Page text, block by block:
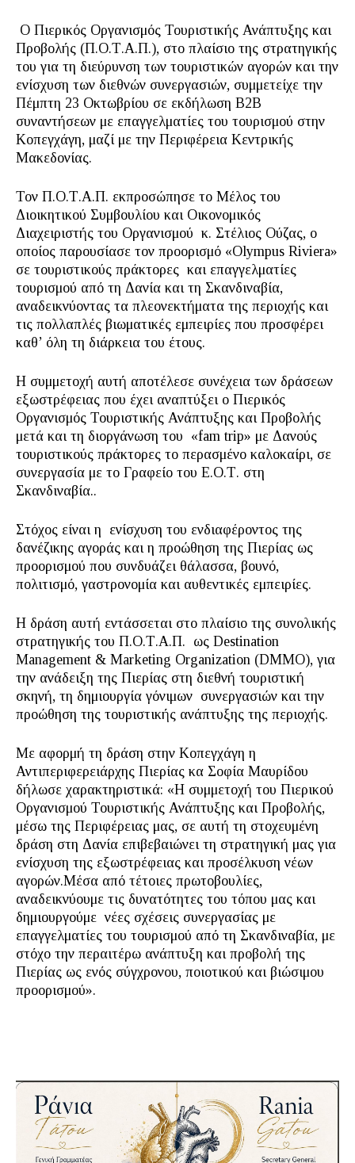
Ο Πιερικός Οργανισμός Τουριστικής Ανάπτυξης και
Προβολής (Π.Ο.Τ.Α.Π.), στο πλαίσιο της στρατηγικής
του για τη διεύρυνση των τουριστικών αγορών και την
ενίσχυση των διεθνών συνεργασιών, συμμετείχε την
Πέμπτη 23 Οκτωβρίου σε εκδήλωση B2B
συναντήσεων με επαγγελματίες του τουρισμού στην
Κοπεγχάγη, μαζί με την Περιφέρεια Κεντρικής
Μακεδονίας.
Τον Π.Ο.Τ.Α.Π. εκπροσώπησε το Μέλος του
Διοικητικού Συμβουλίου και Οικονομικός
Διαχειριστής του Οργανισμού κ. Στέλιος Ούζας, ο
οποίος παρουσίασε τον προορισμό «Olympus Riviera»
σε τουριστικούς πράκτορες και επαγγελματίες
τουρισμού από τη Δανία και τη Σκανδιναβία,
αναδεικνύοντας τα πλεονεκτήματα της περιοχής και
τις πολλαπλές βιωματικές εμπειρίες που προσφέρει
καθ’ όλη τη διάρκεια του έτους.
Η συμμετοχή αυτή αποτέλεσε συνέχεια των δράσεων
εξωστρέφειας που έχει αναπτύξει ο Πιερικός
Οργανισμός Τουριστικής Ανάπτυξης και Προβολής
μετά και τη διοργάνωση του «fam trip» με Δανούς
τουριστικούς πράκτορες το περασμένο καλοκαίρι, σε
συνεργασία με το Γραφείο του Ε.Ο.Τ. στη
Σκανδιναβία..
Στόχος είναι η ενίσχυση του ενδιαφέροντος της
δανέζικης αγοράς και η προώθηση της Πιερίας ως
προορισμού που συνδυάζει θάλασσα, βουνό,
πολιτισμό, γαστρονομία και αυθεντικές εμπειρίες.
Η δράση αυτή εντάσσεται στο πλαίσιο της συνολικής
στρατηγικής του Π.Ο.Τ.Α.Π. ως Destination
Management & Marketing Organization (DMMO), για
την ανάδειξη της Πιερίας στη διεθνή τουριστική
σκηνή, τη δημιουργία γόνιμων συνεργασιών και την
προώθηση της τουριστικής ανάπτυξης της περιοχής.
Με αφορμή τη δράση στην Κοπεγχάγη η
Αντιπεριφερειάρχης Πιερίας κα Σοφία Μαυρίδου
δήλωσε χαρακτηριστικά: «Η συμμετοχή του Πιερικού
Οργανισμού Τουριστικής Ανάπτυξης και Προβολής,
μέσω της Περιφέρειας μας, σε αυτή τη στοχευμένη
δράση στη Δανία επιβεβαιώνει τη στρατηγική μας για
ενίσχυση της εξωστρέφειας και προσέλκυση νέων
αγορών.Μέσα από τέτοιες πρωτοβουλίες,
αναδεικνύουμε τις δυνατότητες του τόπου μας και
δημιουργούμε νέες σχέσεις συνεργασίας με
επαγγελματίες του τουρισμού από τη Σκανδιναβία, με
στόχο την περαιτέρω ανάπτυξη και προβολή της
Πιερίας ως ενός σύγχρονου, ποιοτικού και βιώσιμου
προορισμού».